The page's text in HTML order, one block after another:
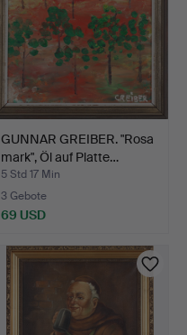
GUNNAR GREIBER. "Rosa
mark", Öl auf Platte…
5 Std 17 Min
3 Gebote
69 USD